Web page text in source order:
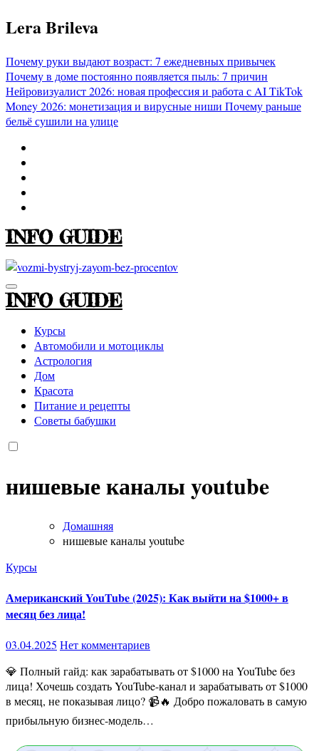
Перейти
к
Lera Brileva
Почему руки выдают возраст: 7 ежедневных привычек
Почему в доме постоянно появляется пыль: 7 причин
Нейровизуалист 2026: новая профессия и работа с AITikTok
Money 2026: монетизация и вирусные ниши Почему раньше
бельё сушили на улице
INFO GUIDE
INFO GUIDE
Курсы
Автомобили и мотоциклы
Астрология
Дом
Красота
Питание и рецепты
Советы бабушки
нишевые каналы youtube
Домашняя
нишевые каналы youtube
Курсы
Американский YouTube (2025): Как выйти на $1000+ в
месяц без лица!
03.04.2025 Нет комментариев
💎 Полный гайд: как зарабатывать от $1000 на YouTube без
лица! Хочешь создать YouTube-канал и зарабатывать от $1000
в месяц, не показывая лицо? 📹🔥 Добро пожаловать в самую
прибыльную бизнес-модель…